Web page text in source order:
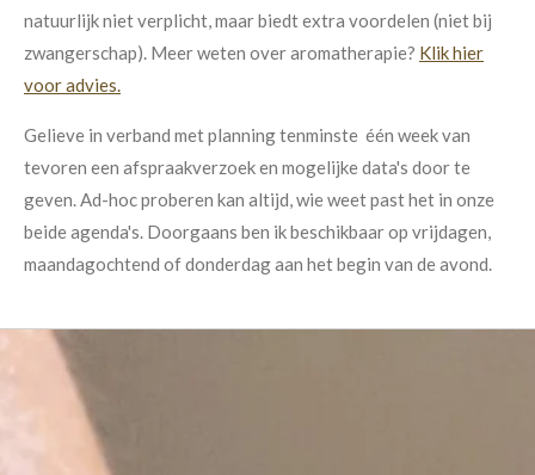
natuurlijk niet verplicht, maar biedt extra voordelen (niet bij
zwangerschap). Meer weten over aromatherapie? Klik hier
voor advies.
Gelieve in verband met planning tenminste één week van
tevoren een afspraakverzoek en mogelijke data's door te
geven. Ad-hoc proberen kan altijd, wie weet past het in onze
beide agenda's. Doorgaans ben ik beschikbaar op vrijdagen,
maandagochtend of donderdag aan het begin van de avond.